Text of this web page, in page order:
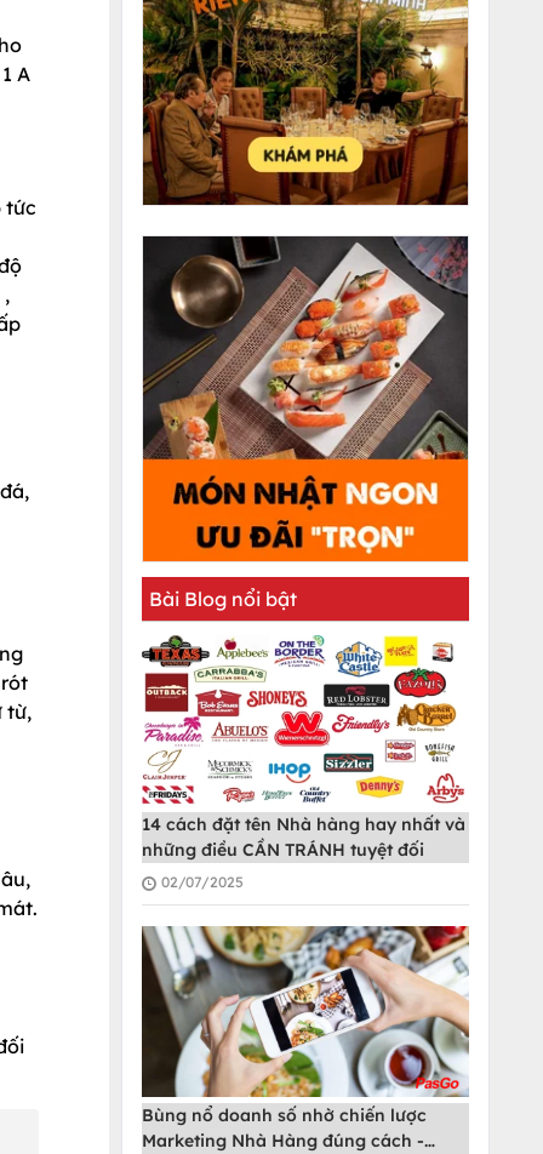
A
tức
,
từ,
Bài Blog nổi bật
14 cách đặt tên Nhà hàng hay nhất và
những điều CẦN TRÁNH tuyệt đối
02/07/2025
Bùng nổ doanh số nhờ chiến lược
Marketing Nhà Hàng đúng cách -